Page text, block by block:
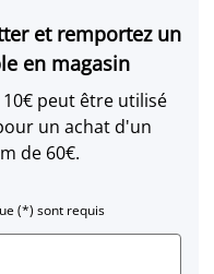
et remportez un
en magasin
peut être utilisé
un achat d'un
de 60€.
(*) sont requis